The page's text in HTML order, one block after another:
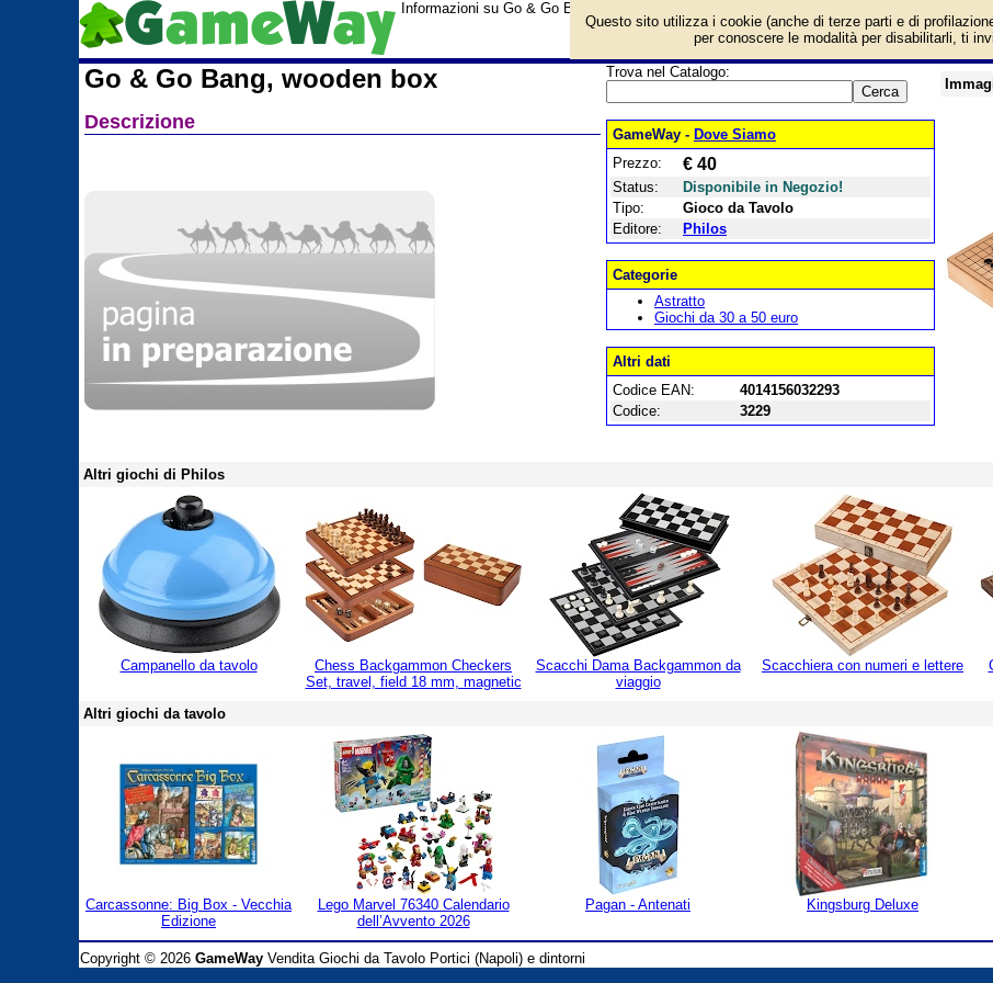
Informazioni su Go & Go Bang, wooden box e prezzo di vendita. Prodotto da Philos
Go & Go Bang, wooden box
Descrizione
Trova nel Catalogo:
GameWay - Dove Siamo
Prezzo:
€ 40
Status:
Disponibile in Negozio!
Tipo:
Gioco da Tavolo
Editore:
Philos
Categorie
Astratto
Giochi da 30 a 50 euro
Altri dati
Codice EAN:
4014156032293
Codice:
3229
Altri giochi di Philos
Campanello da tavolo
Chess Backgammon Checkers
Set, travel, field 18 mm, magnetic
Scacchi Dama Backgammon da
viaggio
Scacchiera con numeri e lettere
Altri giochi da tavolo
Carcassonne: Big Box - Vecchia
Edizione
Lego Marvel 76340 Calendario
dell’Avvento 2026
Pagan - Antenati Kingsburg Deluxe
Copyright © 2026 GameWay Vendita Giochi da Tavolo Portici (Napoli) e dintorni
Questo sito utilizza i cookie (anche di terze parti e di
per conoscere le modalità per disabilitarli, ti